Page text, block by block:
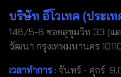
บริษัท อีโวเทค (ประเ
146/5-6 ซอยสุขุมวิท 33 (แด
วัฒนา กรุงเทพมหานคร
เวลาทำการ : จันทร์ - ศุกร์